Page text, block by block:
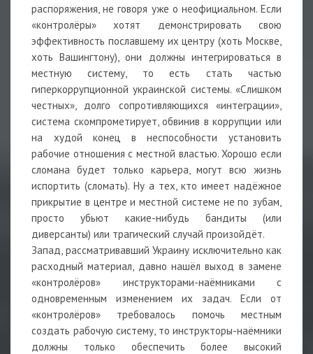
распоряжения, не говоря уже о неофициальном. Если
«контролёры» хотят демонстрировать свою
эффективность пославшему их центру (хоть Москве,
хоть Вашингтону), они должны интегрироваться в
местную систему, то есть стать частью
гиперкоррупционной украинской системы. «Слишком
честных», долго сопротивляющихся «интеграции»,
система скомпрометирует, обвинив в коррупции или
на худой конец в неспособности установить
рабочие отношения с местной властью. Хорошо если
сломана будет только карьера, могут всю жизнь
испортить (сломать). Ну а тех, кто имеет надёжное
прикрытие в центре и местной системе не по зубам,
просто убьют какие-нибудь бандиты (или
диверсанты) или трагический случай произойдёт.
Запад, рассматривавший Украину исключительно как
расходный материал, давно нашёл выход в замене
«контролёров» инструкторами-наёмниками с
одновременным изменением их задач. Если от
«контролёров» требовалось помочь местным
создать рабочую систему, то инструкторы-наёмники
должны только обеспечить более высокий